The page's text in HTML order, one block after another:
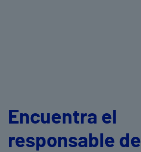
Encuentra el
responsable de